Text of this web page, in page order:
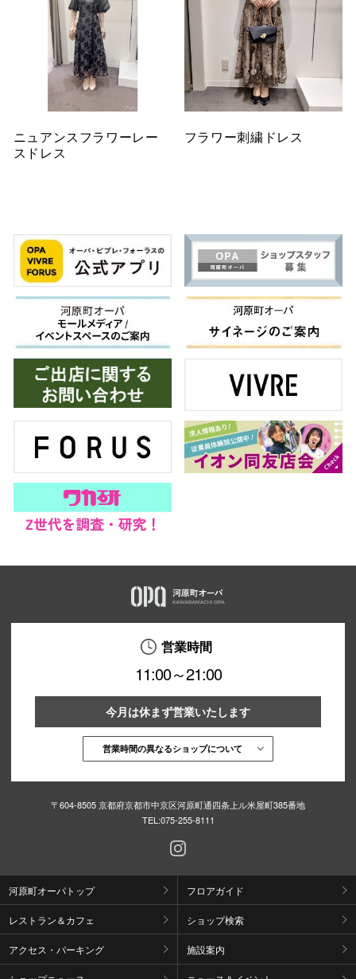
ニュアンスフラワーレー
スドレス
フラワー刺繍ドレス
営業時間
11:00～21:00
今月は休まず営業いたします
営業時間の異なるショップについて
〒604-8505 京都府京都市中京区河原町通四条上ル米屋町385番地
TEL:075-255-8111
河原町オーパトップ フロアガイド
レストラン＆カフェ ショップ検索
アクセス・パーキング 施設案内